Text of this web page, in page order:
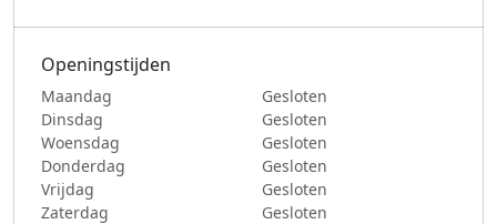
Openingstijden
Maandag
Gesloten
Dinsdag
Gesloten
Woensdag
Gesloten
Donderdag
Gesloten
Vrijdag
Gesloten
Zaterdag
Gesloten